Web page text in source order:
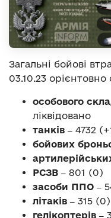
Загальні бойові
03.10.23 орієнтовно
особового
ліквідовано
танків ‒ 4732
бойових
РСЗВ ‒ 801 (0)
засоби ППО ‒
літаків ‒ 315 (0)
гелікоптерів ‒